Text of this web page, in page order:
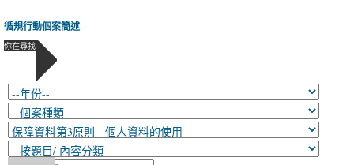
循規行動個案簡述
你在尋找